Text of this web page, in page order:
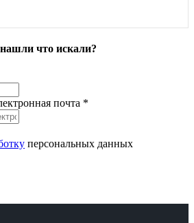
что искали?
почта *
персональных данных